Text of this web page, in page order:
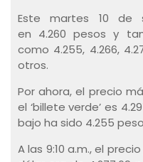
Este martes 10 de
en 4.260 pesos y
como 4.255, 4.266,
otros.
Por ahora, el precio
el ‘billete verde’ es
bajo ha sido 4.255
A las 9:10 a.m., el